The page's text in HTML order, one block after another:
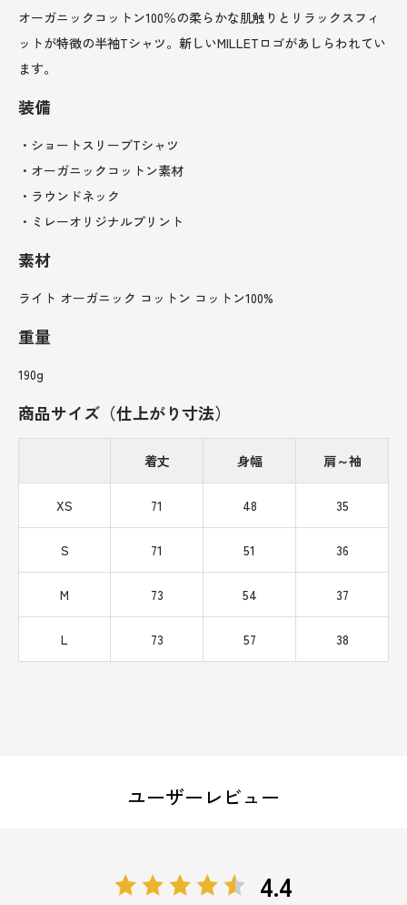
オーガニックコットン100％の柔らかな肌触りとリラックスフィ
ットが特徴の半袖Tシャツ。新しいMILLETロゴがあしらわれてい
ます。
装備
・ショートスリーブTシャツ
・オーガニックコットン素材
・ラウンドネック
・ミレーオリジナルプリント
素材
ライト オーガニック コットン コットン100%
重量
190g
商品サイズ（仕上がり寸法）
着丈 身幅 肩～袖
XS 71 48 35
S 71 51 36
M 73 54 37
L 73 57 38
ユーザーレビュー
4.4